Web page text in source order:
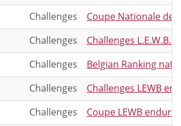
Challenges Coupe Nationale des
Challenges Challenges L.E.W.B.
Challenges Belgian Ranking
Challenges Challenges LEWB
Challenges Coupe LEWB